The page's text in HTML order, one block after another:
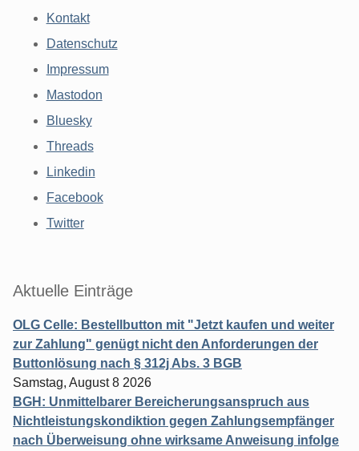
Kontakt
Datenschutz
Impressum
Mastodon
Bluesky
Threads
Linkedin
Facebook
Twitter
Aktuelle Einträge
OLG Celle: Bestellbutton mit "Jetzt kaufen und weiter
zur Zahlung" genügt nicht den Anforderungen der
Buttonlösung nach § 312j Abs. 3 BGB
Samstag, August 8 2026
BGH: Unmittelbarer Bereicherungsanspruch aus
Nichtleistungskondiktion gegen Zahlungsempfänger
nach Überweisung ohne wirksame Anweisung infolge